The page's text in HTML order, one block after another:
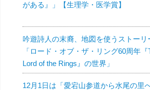
がある』」【生理学・医学賞】
吟遊詩人の末裔、地図を使うストーリ
「ロード・オブ・ザ・リング60周年
Lord of the Rings』の世界」
12月1日は「愛宕山参道から水尾の里